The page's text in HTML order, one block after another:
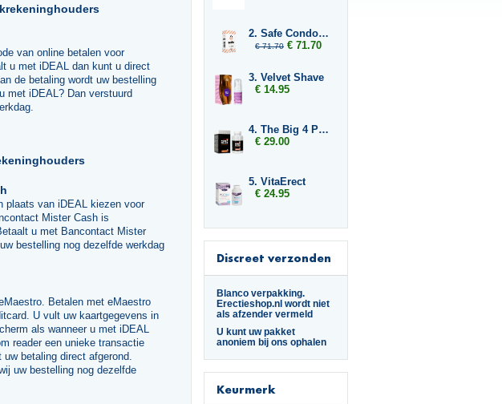
van online betalen voor
u met iDEAL dan kunt u direct
de betaling wordt uw bestelling
met iDEAL? Dan verstuurd
plaats van iDEAL kiezen voor
Mister Cash is
u met Bancontact Mister
bestelling nog dezelfde werkdag
Betalen met eMaestro
U vult uw kaartgegevens in
als wanneer u met iDEAL
reader een unieke transactie
betaling direct afgerond.
uw bestelling nog dezelfde
2. Safe Condoms Ultra Thin 6x
€ 71.70 € 71.70
3. Velvet Shave
€ 14.95
4. The Big 4 Pussy Filler
€ 29.00
5. VitaErect
€ 24.95
Discreet verzonden
Blanco verpakking.
Erectieshop.nl wordt niet
als afzender vermeld
U kunt uw pakket
anoniem bij ons ophalen
Keurmerk